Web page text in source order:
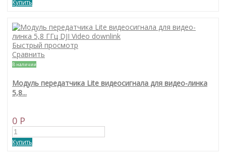
Купить
Быстрый просмотр
Сравнить
В наличии
Модуль передатчика Lite видеосигнала для видео-линка
5,8...
0 P
Купить